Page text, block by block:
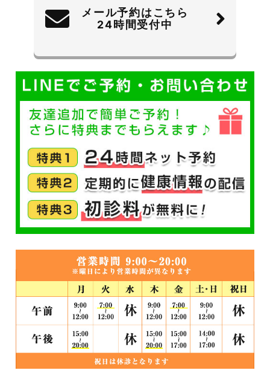
メール予約はこちら
24時間受付中